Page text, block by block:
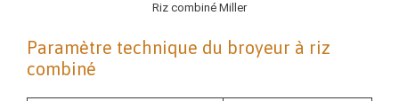
Riz combiné Miller
Paramètre technique du broyeur à riz
combiné